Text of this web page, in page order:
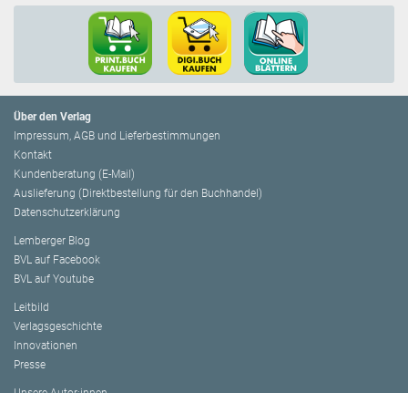
Über den Verlag
Impressum, AGB und Lieferbestimmungen
Kontakt
Kundenberatung (E-Mail)
Auslieferung (Direktbestellung für den Buchhandel)
Datenschutzerklärung
Lemberger Blog
BVL auf Facebook
BVL auf Youtube
Leitbild
Verlagsgeschichte
Innovationen
Presse